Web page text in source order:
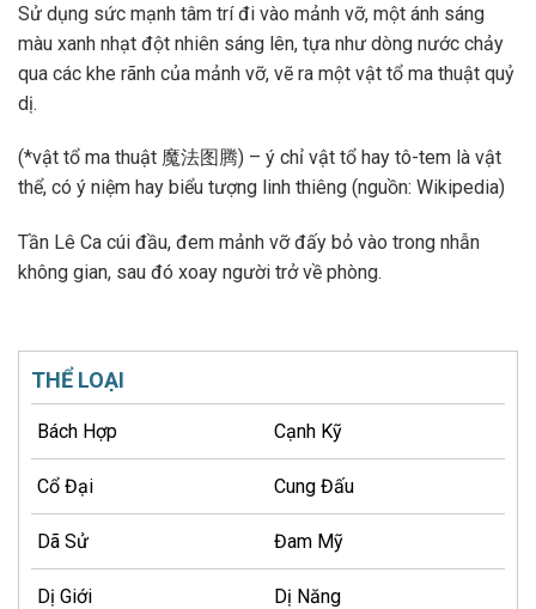
Sử dụng sức mạnh tâm trí đi vào mảnh vỡ, một ánh sáng
màu xanh nhạt đột nhiên sáng lên, tựa như dòng nước chảy
qua các khe rãnh của mảnh vỡ, vẽ ra một vật tổ ma thuật quỷ
dị.
(*vật tổ ma thuật 魔法图腾) – ý chỉ vật tổ hay tô-tem là vật
thể, có ý niệm hay biểu tượng linh thiêng (nguồn: Wikipedia)
Tần Lê Ca cúi đầu, đem mảnh vỡ đấy bỏ vào trong nhẫn
không gian, sau đó xoay người trở về phòng.
THỂ LOẠI
Bách Hợp Cạnh Kỹ
Cổ Đại Cung Đấu
Dã Sử Đam Mỹ
Dị Giới Dị Năng